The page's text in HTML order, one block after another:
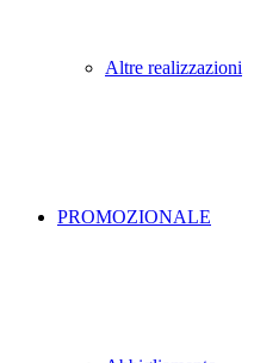
Altre realizzazioni
PROMOZIONALE